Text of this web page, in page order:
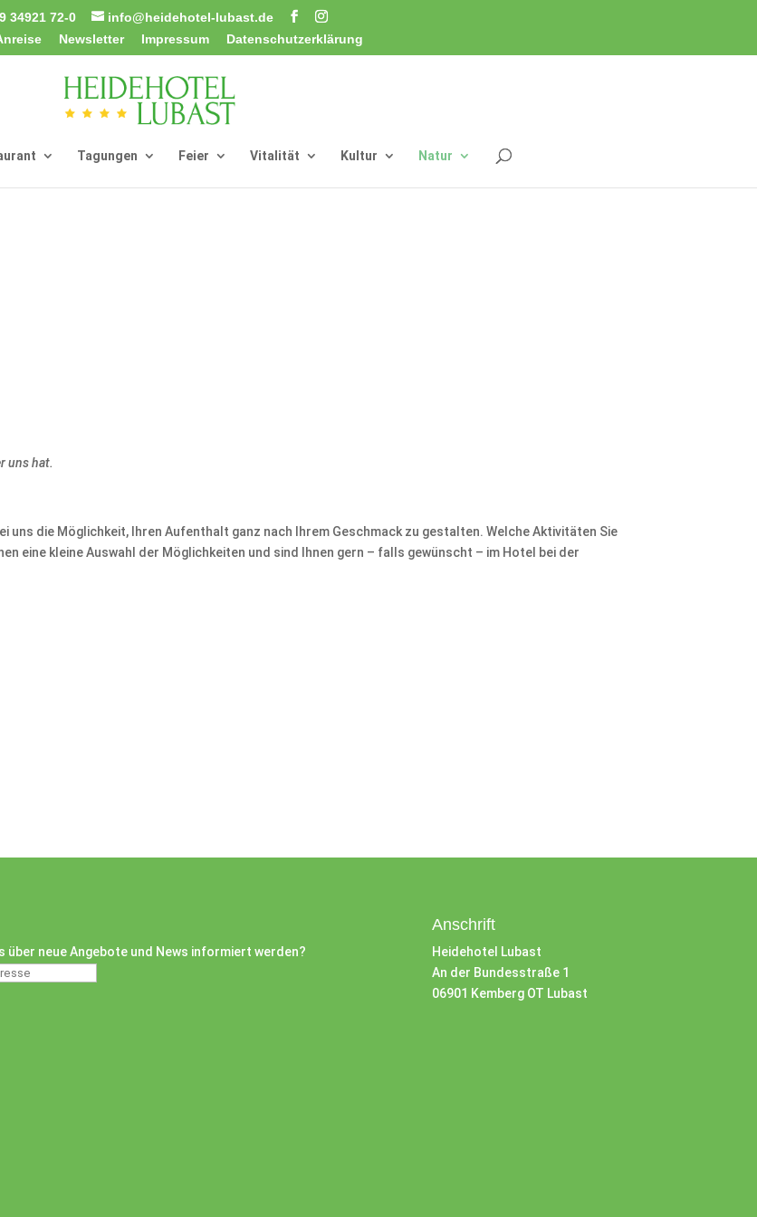
34921 72-0
info@heidehotel-lubast.de
Newsletter Impressum Datenschutzerklärung
Tagungen Feier Vitalität Kultur Natur
uns hat.
uns die Möglichkeit, Ihren Aufenthalt ganz nach Ihrem Geschmack zu gestalten. Welche Aktivitäten Sie
eine kleine Auswahl der Möglichkeiten und sind Ihnen gern – falls gewünscht – im Hotel bei der
über neue Angebote und News informiert werden?
Anschrift
Heidehotel Lubast
An der Bundesstraße 1
06901 Kemberg OT Lubast